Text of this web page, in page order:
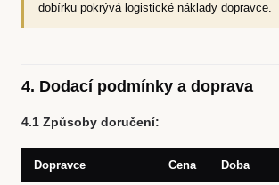
dobírku pokrývá logistické náklady dopravce.
4. Dodací podmínky a doprava
4.1 Způsoby doručení:
Dopravce Cena Doba